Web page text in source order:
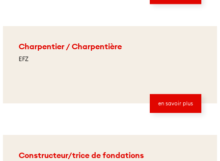
Charpentier / Charpentière
EFZ
en savoir plus
Constructeur/trice de fondations